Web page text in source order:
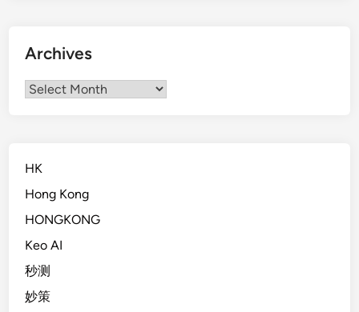
Archives
Archives
HK
Hong Kong
HONGKONG
Keo AI
秒测
妙策